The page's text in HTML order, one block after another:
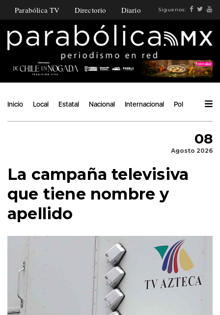
Parabólica TV Directorio Diario Síguenos:
Inicio Local Estatal Nacional Internacional Política
08
Agosto 2026
La campaña televisiva
que tiene nombre y
apellido